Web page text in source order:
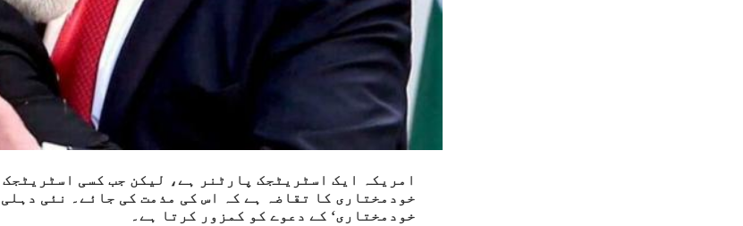
امریکہ ایک اسٹریٹجک پارٹنر ہے، لیکن جب کسی
خودمختاری کا تقاضہ ہے کہ اس کی مذمت کی جائے۔ نئی
خودمختاری‘ کے دعوے کو کمزور کرتا ہے۔